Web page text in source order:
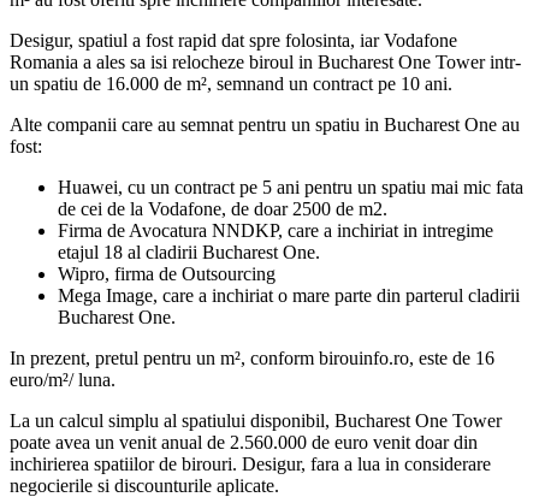
Desigur, spatiul a fost rapid dat spre folosinta, iar Vodafone
Romania a ales sa isi relocheze biroul in Bucharest One Tower intr-
un spatiu de 16.000 de m², semnand un contract pe 10 ani.
Alte companii care au semnat pentru un spatiu in Bucharest One au
fost:
Huawei, cu un contract pe 5 ani pentru un spatiu mai mic fata
de cei de la Vodafone, de doar 2500 de m2.
Firma de Avocatura NNDKP, care a inchiriat in intregime
etajul 18 al cladirii Bucharest One.
Wipro, firma de Outsourcing
Mega Image, care a inchiriat o mare parte din parterul cladirii
Bucharest One.
In prezent, pretul pentru un m², conform birouinfo.ro, este de 16
euro/m²/ luna.
La un calcul simplu al spatiului disponibil, Bucharest One Tower
poate avea un venit anual de 2.560.000 de euro venit doar din
inchirierea spatiilor de birouri. Desigur, fara a lua in considerare
negocierile si discounturile aplicate.